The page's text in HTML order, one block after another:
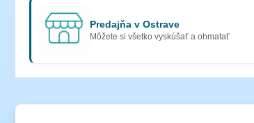
Predajňa v Ostrave
Môžete si všetko vyskúšať a ohmatať